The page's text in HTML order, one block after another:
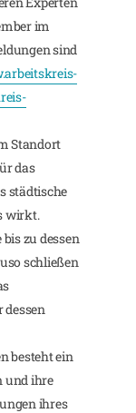
im
sind
Standort
das
städtische
wirkt.
zu dessen
schließen
dessen
besteht ein
und ihre
ihres